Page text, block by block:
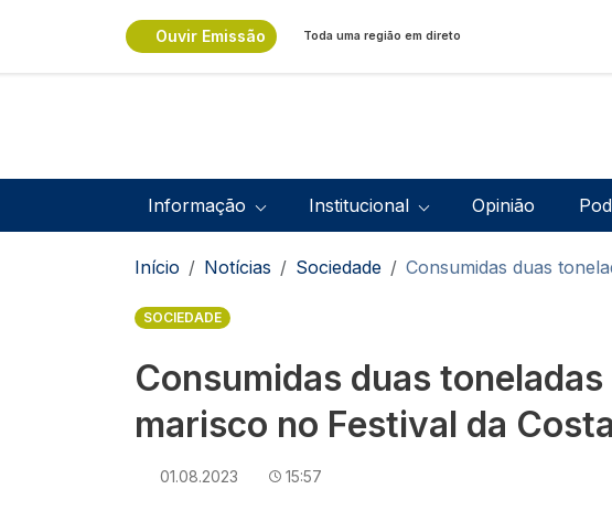
Ouvir Emissão Toda uma região em direto
Navegação principal
Informação Institucional Opinião
Navegação estrutural
Início Notícias Sociedade Consumidas duas
SOCIEDADE
Consumidas duas toneladas
marisco no Festival da
01.08.2023 15:57